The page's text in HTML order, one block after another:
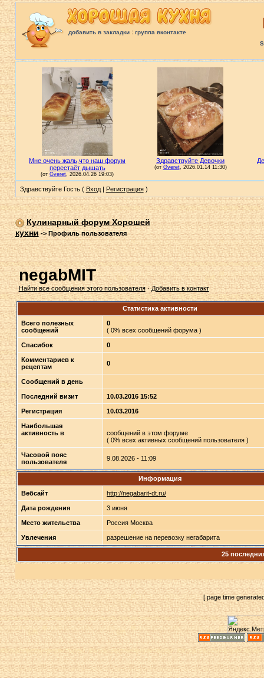
добавить в закладки: группа вконтакте
Здравствуйте Гость ( Вход| Регистрация)
Кулинарный форум Хорошей
кухни->Профиль пользователя
negabMIT
Найти все сообщения этого пользователя·Добавить в контакт
Статистика активности
Всего полезных
сообщений
0
( 0% всех сообщений форума )
Спасибок 0
Комментариев к
рецептам
0
Сообщений в день
Последний визит 10.03.2016 15:52
Регистрация 10.03.2016
Наибольшая
активность в
сообщений в этом форуме
( 0% всех активных сообщений пользователя )
Часовой пояс
пользователя
9.08.2026 - 11:09
Информация
Вебсайт http://negabarit-dt.ru/
Дата рождения 3 июня
Место жительства Россия Москва
Увлечения разрешение на перевозку негабарита
25
[ page time